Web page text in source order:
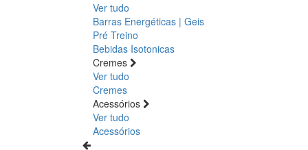
Ver tudo
Barras Energéticas | Geis
Pré Treino
Bebidas Isotonicas
Cremes
Ver tudo
Cremes
Acessórios
Ver tudo
Acessórios